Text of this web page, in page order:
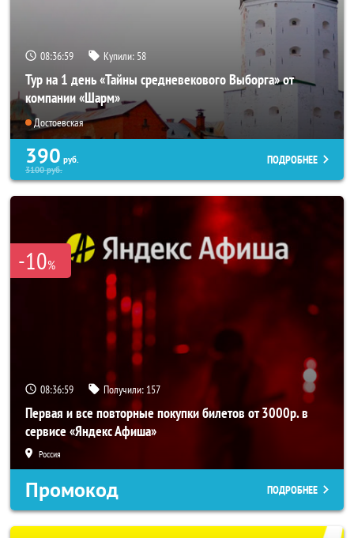
08:36:57 Купили: 58
Тур на 1 день «Тайны средневекового Выборга» от
компании «Шарм»
Достоевская
390 руб.
3100руб.
ПОДРОБНЕЕ
-10%
08:36:57 Получили: 157
Первая и все повторные покупки билетов от 3000р. в
сервисе «Яндекс Афиша»
Россия
Промокод ПОДРОБНЕЕ